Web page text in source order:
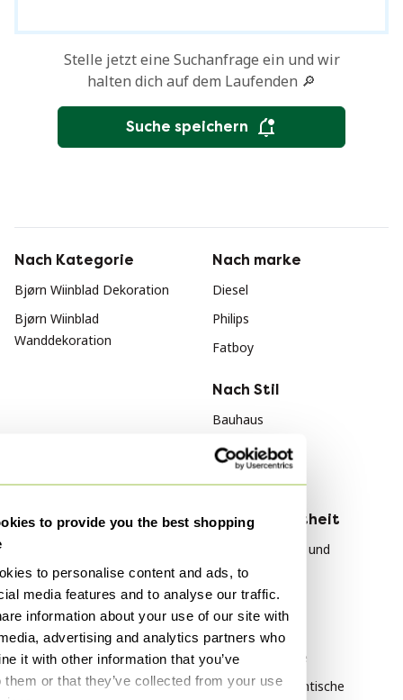
to provide you the best shopping
to personalise content and ads, to
media features and to analyse our traffic.
information about your use of our site with
advertising and analytics partners who
it with other information that you’ve
them or that they’ve collected from your use
Stelle jetzt eine Suchanfrage ein und wir
halten dich auf dem Laufenden 🔎
Suche speichern
Nach Kategorie
Bjørn Wiinblad Dekoration
Bjørn Wiinblad
Wanddekoration
Nach marke
Diesel
Philips
Fatboy
Nach Stil
Bauhaus
Vintage
Nach Material
Holz Esstische
Holz Sideboard
Nach Farbe
Weiß Kommoden
Nach Beliebtheit
Giorgetti Stühle und
Loungesessel
HAY Tische
Plexiglas Tische
Vitra Bürostühle
Rolf Benz Couchtische